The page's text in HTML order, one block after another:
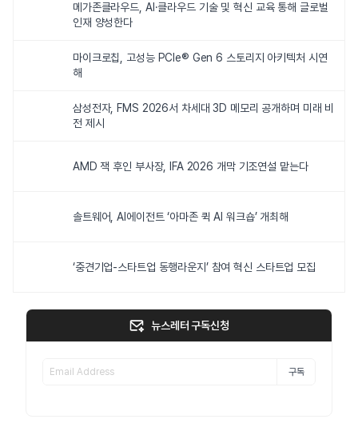
메가존클라우드, AI·클라우드 기술 및 혁신 교육 통해 글로벌
인재 양성한다
마이크로칩, 고성능 PCIe® Gen 6 스토리지 아키텍처 시연
해
삼성전자, FMS 2026서 차세대 3D 메모리 공개하며 미래 비
전 제시
AMD 잭 후인 부사장, IFA 2026 개막 기조연설 맡는다
솔트웨어, AI에이전트 ‘아마존 퀵 AI 워크숍’ 개최해
‘중견기업-스타트업 동행라운지’ 참여 혁신 스타트업 모집
뉴스레터 구독신청
구독